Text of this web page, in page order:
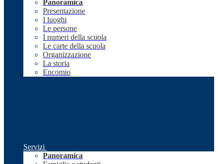
Panoramica
Presentazione
I luoghi
Le persone
I numeri della scuola
Le carte della scuola
Organizzazione
La storia
Encomio
Servizi
Panoramica